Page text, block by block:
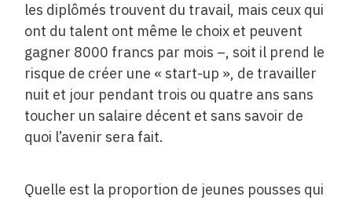
les diplômés trouvent du travail, mais ceux qui
ont du talent ont même le choix et peuvent
gagner 8000 francs par mois –, soit il prend le
risque de créer une « start-up », de travailler
nuit et jour pendant trois ou quatre ans sans
toucher un salaire décent et sans savoir de
quoi l’avenir sera fait.
Quelle est la proportion de jeunes pousses qui